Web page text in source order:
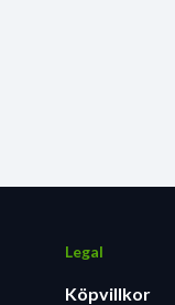
Legal
Köpvillkor